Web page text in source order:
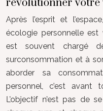
Après l’esprit et
écologie personnelle
est souvent chargé
surconsommation et à
aborder sa
personnel, c’est avant
L’objectif n’est pas de